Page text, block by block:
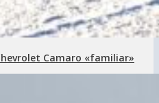
Camaro «familiar»